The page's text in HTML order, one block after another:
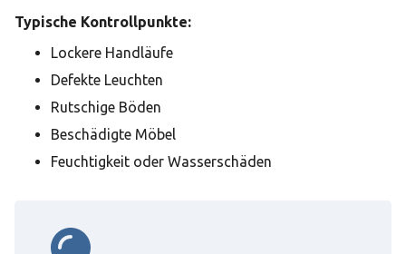
Typische Kontrollpunkte:
Lockere Handläufe
Defekte Leuchten
Rutschige Böden
Beschädigte Möbel
Feuchtigkeit oder Wasserschäden